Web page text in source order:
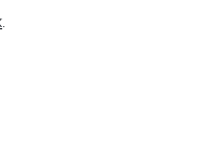
.